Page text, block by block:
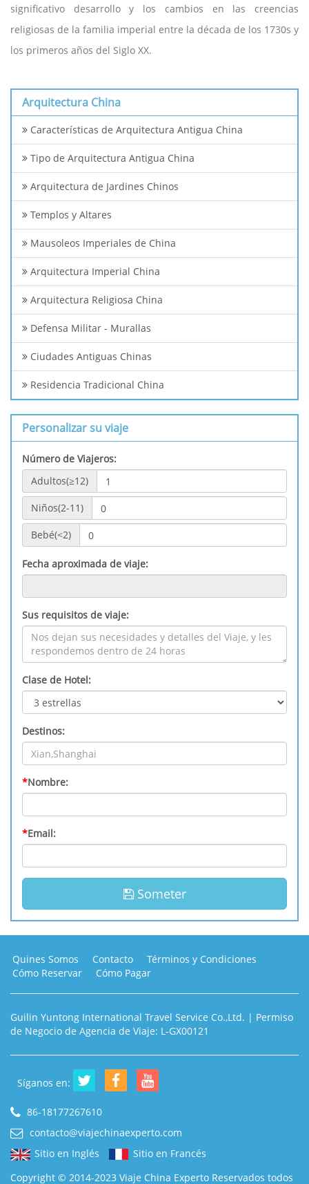
significativo desarrollo y los cambios en las creencias
religiosas de la familia imperial entre la década de los 1730s y
los primeros años del Siglo XX.
Arquitectura China
Características de Arquitectura Antigua China
Tipo de Arquitectura Antigua China
Arquitectura de Jardines Chinos
Templos y Altares
Mausoleos Imperiales de China
Arquitectura Imperial China
Arquitectura Religiosa China
Defensa Militar - Murallas
Ciudades Antiguas Chinas
Residencia Tradicional China
Personalizar su viaje
Número de Viajeros:
Adultos(≥12)
Niños(2-11)
Bebé(<2)
Fecha aproximada de viaje:
Sus requisitos de viaje:
Clase de Hotel:
Destinos:
*Nombre:
*Email:
Someter
Quines Somos Contacto
Términos y Condiciones
Cómo Reservar
Cómo Pagar
Guilin Yuntong International Travel Service Co.,Ltd. | Permiso
de Negocio de Agencia de Viaje: L-GX00121
Síganos en:
86-18177267610
contacto@viajechinaexperto.com
Sitio en Inglés
Sitio en Francés
Copyright © 2014-2023 Viaje China Experto Reservados todos